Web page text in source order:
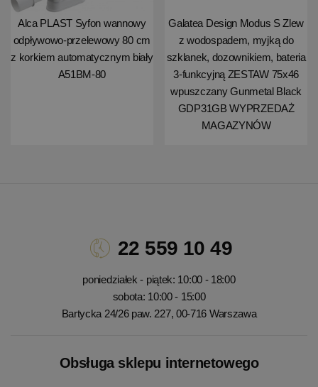
Alca PLAST Syfon wannowy
odpływowo-przelewowy 80 cm
z korkiem automatycznym biały
A51BM-80
Galatea Design Modus S Zlew
z wodospadem, myjką do
szklanek, dozownikiem, bateria
3-funkcyjną ZESTAW 75x46
wpuszczany Gunmetal Black
GDP31GB WYPRZEDAŻ
MAGAZYNÓW
22 559 10 49
poniedziałek - piątek: 10:00 - 18:00
sobota: 10:00 - 15:00
Bartycka 24/26 paw. 227, 00-716 Warszawa
Obsługa sklepu internetowego